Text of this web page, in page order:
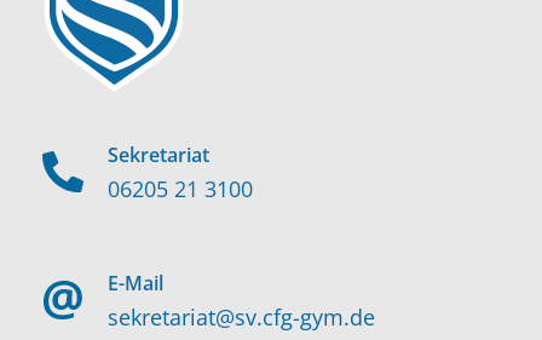
Sekretariat
06205 21 3100
E-Mail
sekretariat@sv.cfg-gym.de